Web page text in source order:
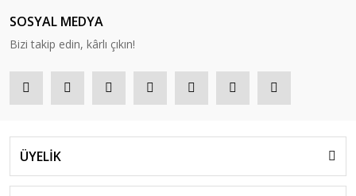
SOSYAL MEDYA
Bizi takip edin, kârlı çıkın!
ÜYELİK